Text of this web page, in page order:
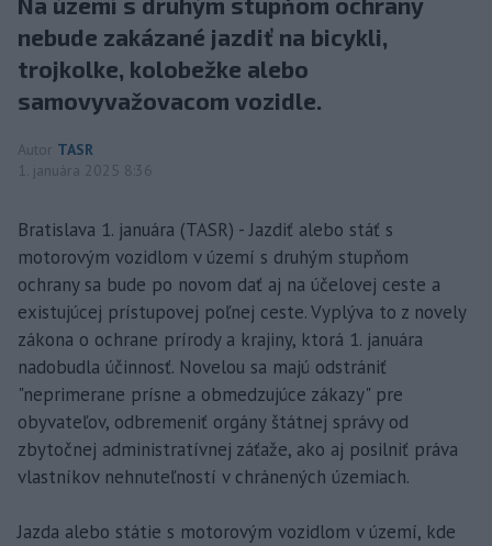
nebude zakázané jazdiť na bicykli,
trojkolke, kolobežke alebo
samovyvažovacom vozidle.
Autor TASR
1. januára 2025 8:36
Bratislava 1. januára (TASR) - Jazdiť alebo stáť s
motorovým vozidlom v území s druhým stupňom
ochrany sa bude po novom dať aj na účelovej ceste a
existujúcej prístupovej poľnej ceste. Vyplýva to z novely
zákona o ochrane prírody a krajiny, ktorá 1. januára
nadobudla účinnosť. Novelou sa majú odstrániť
"neprimerane prísne a obmedzujúce zákazy" pre
obyvateľov, odbremeniť orgány štátnej správy od
zbytočnej administratívnej záťaže, ako aj posilniť práva
vlastníkov nehnuteľností v chránených územiach.
Jazda alebo státie s motorovým vozidlom v území, kde